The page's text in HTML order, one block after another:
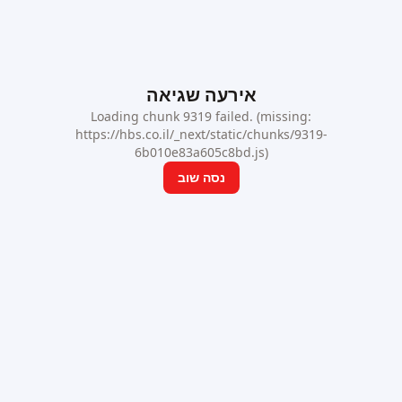
אירעה שגיאה
Loading chunk 9319 failed. (missing:
https://hbs.co.il/_next/static/chunks/9319-
6b010e83a605c8bd.js)